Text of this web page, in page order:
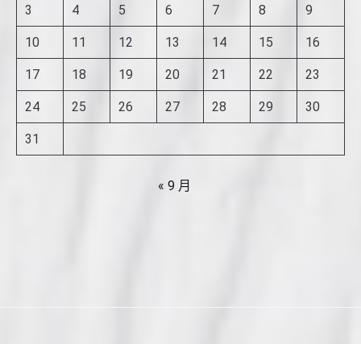
3 4 5 6 7 8 9
10 11 12 13 14 15 16
17 18 19 20 21 22 23
24 25 26 27 28 29 30
31
« 9 月